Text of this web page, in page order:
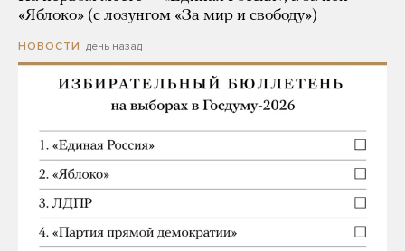
«Яблоко» (с лозунгом «За мир и свободу»)
НОВОСТИ день назад